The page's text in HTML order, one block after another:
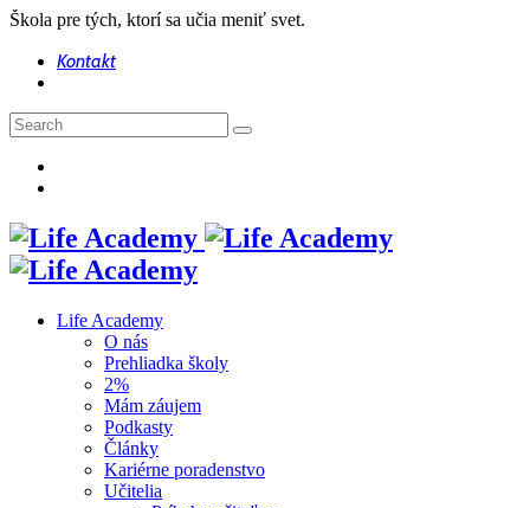
Škola pre tých, ktorí sa učia meniť svet.
Kontakt
Life Academy
O nás
Prehliadka školy
2%
Mám záujem
Podkasty
Články
Kariérne poradenstvo
Učitelia